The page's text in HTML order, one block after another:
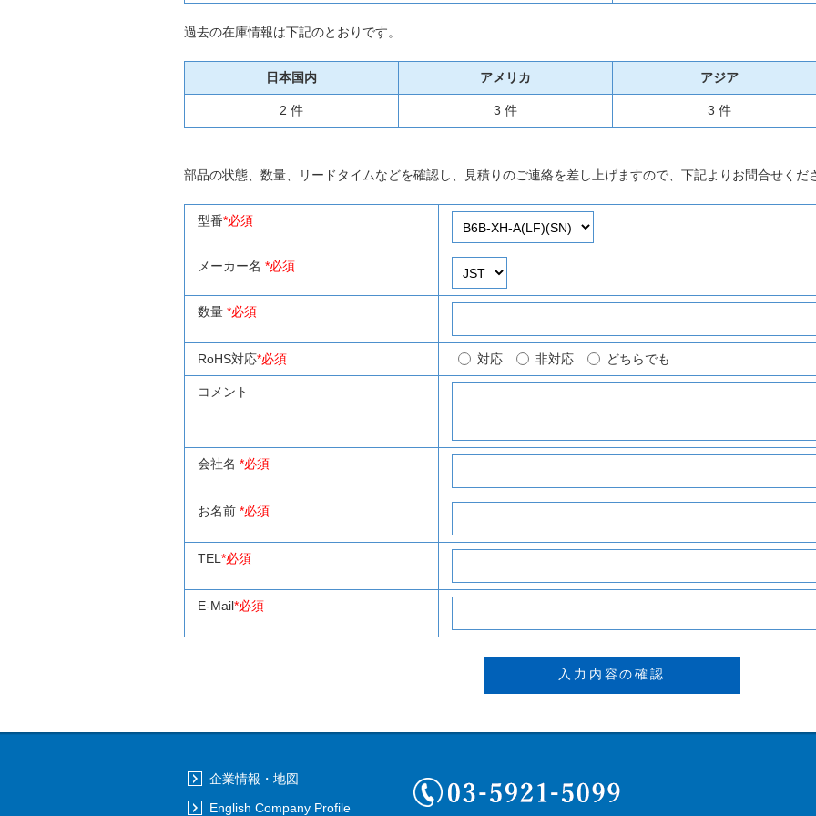
過去の在庫情報は下記のとおりです。
日本国内 アメリカ アジア
2 件 3 件 3 件
部品の状態、数量、リードタイムなどを確認し、見積りのご連絡を差し上げますので、下記よりお問合せくだ
型番*必須
メーカー名 *必須
数量 *必須
RoHS対応*必須 対応 非対応 どちらでも
コメント
会社名 *必須
お名前 *必須
TEL *必須
E-Mail*必須
企業情報・地図
English Company Profile